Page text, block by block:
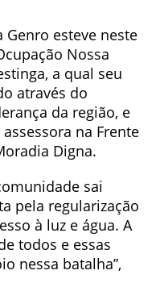
Genro esteve neste
Nossa
a qual seu
através do
da região, e
na Frente
Digna.
sai
pela regularização
à luz e água. A
todos e essas
nessa batalha”,